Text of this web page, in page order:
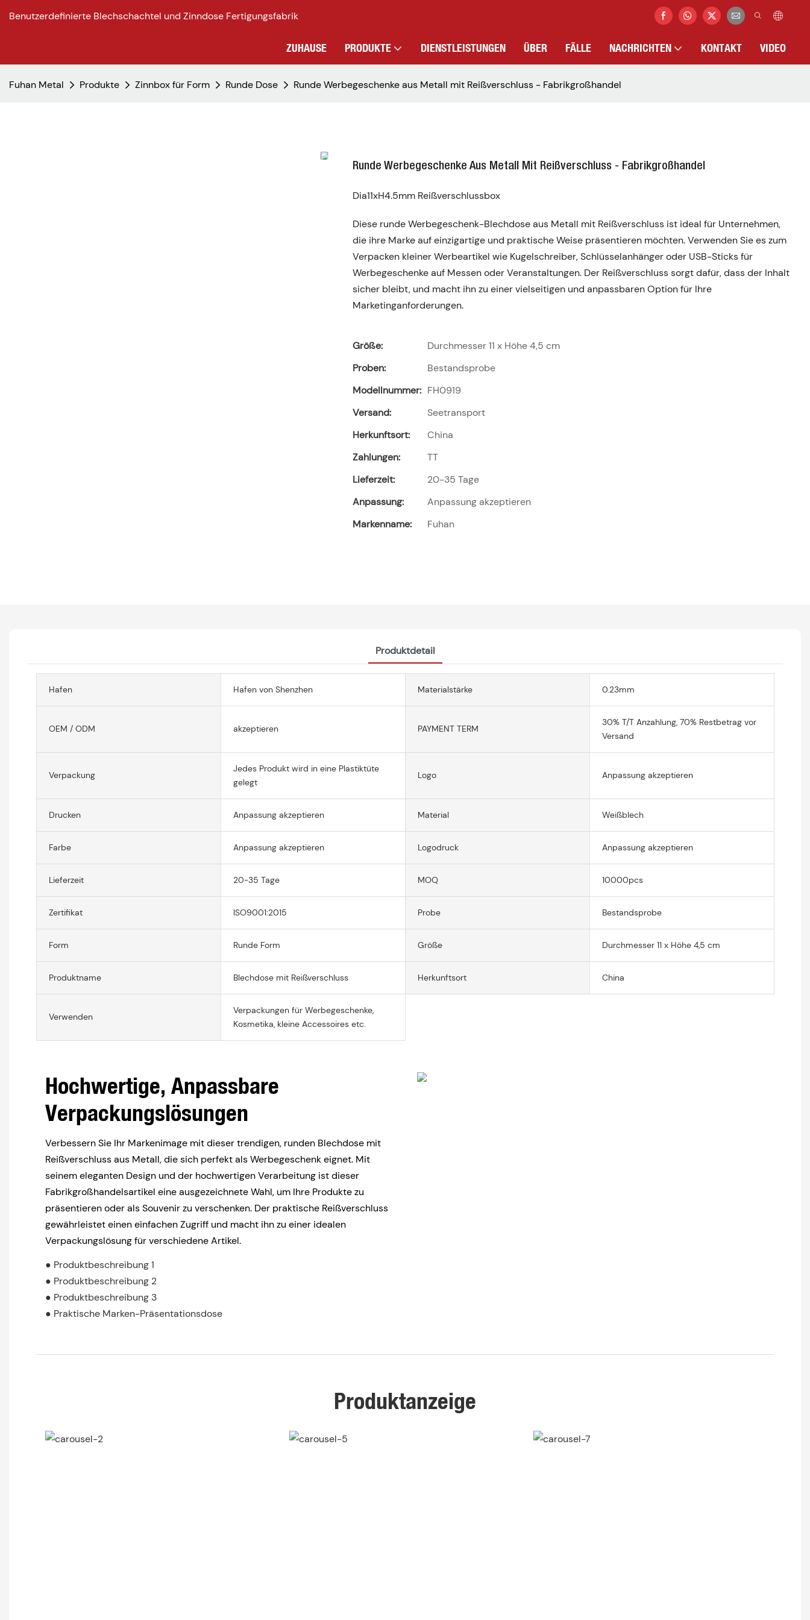
Benutzerdefinierte Blechschachtel und Zinndose Fertigungsfabrik
ZUHAUSE PRODUKTE DIENSTLEISTUNGEN ÜBER FÄLLE NACHRICHTEN KONTAKT VIDEO
Fuhan Metal Produkte Zinnbox für Form Runde Dose Runde Werbegeschenke aus Metall mit Reißverschluss - Fabrikgroßhandel
Runde Werbegeschenke Aus Metall Mit Reißverschluss - Fabrikgroßhandel
Dia11xH4.5mm Reißverschlussbox
Diese runde Werbegeschenk-Blechdose aus Metall mit Reißverschluss ist ideal für Unternehmen,
die ihre Marke auf einzigartige und praktische Weise präsentieren möchten. Verwenden Sie es zum
Verpacken kleiner Werbeartikel wie Kugelschreiber, Schlüsselanhänger oder USB-Sticks für
Werbegeschenke auf Messen oder Veranstaltungen. Der Reißverschluss sorgt dafür, dass der Inhalt
sicher bleibt, und macht ihn zu einer vielseitigen und anpassbaren Option für Ihre
Marketinganforderungen.
Größe:
Durchmesser 11 x Höhe 4,5 cm
Proben:
Bestandsprobe
Modellnummer: FH0919
Versand:
Seetransport
Herkunftsort:
China
Zahlungen:
TT
Lieferzeit:
20-35 Tage
Anpassung:
Anpassung akzeptieren
Markenname:
Fuhan
Produktdetail
Hafen Hafen von Shenzhen Materialstärke 0.23mm
OEM / ODM akzeptieren PAYMENT TERM
30% T/T Anzahlung, 70% Restbetrag vor
Versand
Verpackung
Jedes Produkt wird in eine Plastiktüte
gelegt
Logo Anpassung akzeptieren
Drucken Anpassung akzeptieren Material Weißblech
Farbe Anpassung akzeptieren Logodruck Anpassung akzeptieren
Lieferzeit 20-35 Tage MOQ 10000pcs
Zertifikat ISO9001:2015 Probe Bestandsprobe
Form Runde Form Größe Durchmesser 11 x Höhe 4,5 cm
Produktname Blechdose mit Reißverschluss Herkunftsort China
Verwenden
Verpackungen für Werbegeschenke,
Kosmetika, kleine Accessoires etc.
Hochwertige, Anpassbare
Verpackungslösungen
Verbessern Sie Ihr Markenimage mit dieser trendigen, runden Blechdose mit
Reißverschluss aus Metall, die sich perfekt als Werbegeschenk eignet. Mit
seinem eleganten Design und der hochwertigen Verarbeitung ist dieser
Fabrikgroßhandelsartikel eine ausgezeichnete Wahl, um Ihre Produkte zu
präsentieren oder als Souvenir zu verschenken. Der praktische Reißverschluss
gewährleistet einen einfachen Zugriff und macht ihn zu einer idealen
Verpackungslösung für verschiedene Artikel.
● Produktbeschreibung 1
● Produktbeschreibung 2
● Produktbeschreibung 3
● Praktische Marken-Präsentationsdose
Produktanzeige